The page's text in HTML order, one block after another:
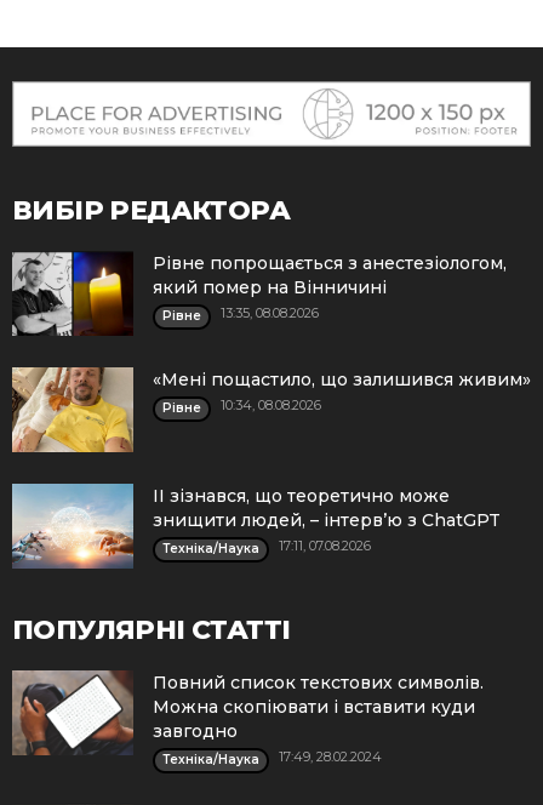
ВИБІР РЕДАКТОРА
Рівне попрощається з анестезіологом,
який помер на Вінничині
Рівне 13:35, 08.08.2026
«Мені пощастило, що залишився живим»
Рівне 10:34, 08.08.2026
ІІ зізнався, що теоретично може
знищити людей, – інтерв’ю з ChatGPT
Техніка/Наука 17:11, 07.08.2026
ПОПУЛЯРНІ СТАТТІ
Повний список текстових символів.
Можна скопіювати і вставити куди
завгодно
Техніка/Наука 17:49, 28.02.2024